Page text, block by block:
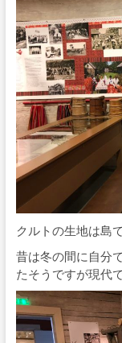
クルトの生地は島
昔は冬の間に自分
たそうですが現代